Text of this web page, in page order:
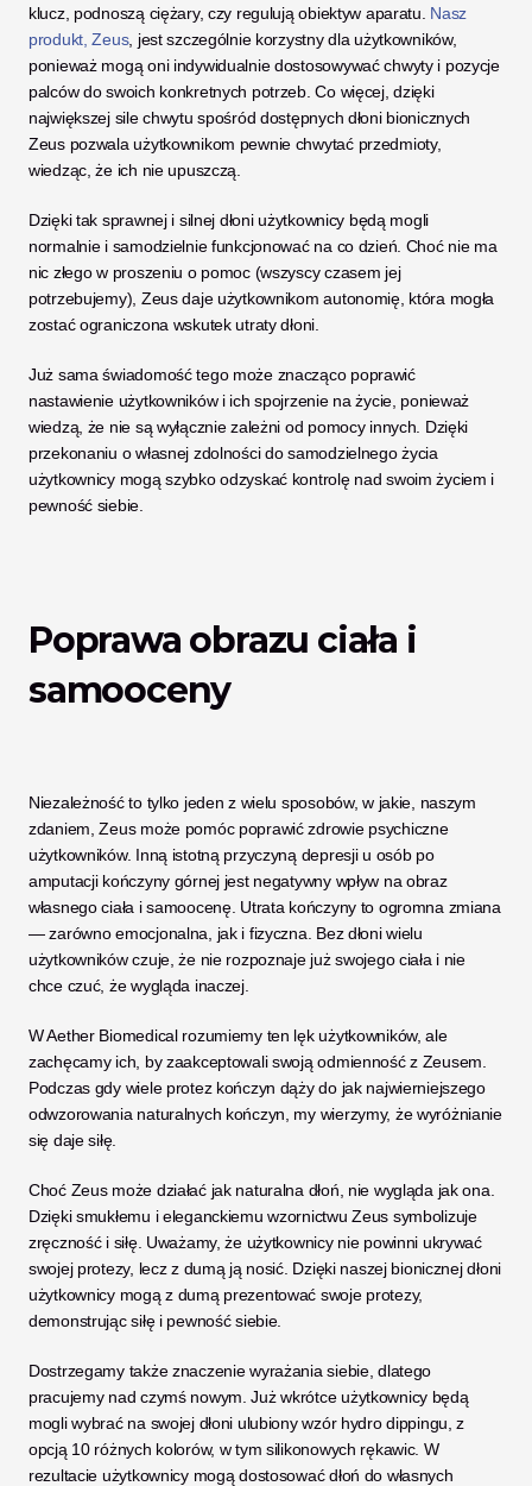
klucz, podnoszą ciężary, czy regulują obiektyw aparatu. Nasz
produkt, Zeus, jest szczególnie korzystny dla użytkowników,
ponieważ mogą oni indywidualnie dostosowywać chwyty i pozycje
palców do swoich konkretnych potrzeb. Co więcej, dzięki
największej sile chwytu spośród dostępnych dłoni bionicznych
Zeus pozwala użytkownikom pewnie chwytać przedmioty,
wiedząc, że ich nie upuszczą.
Dzięki tak sprawnej i silnej dłoni użytkownicy będą mogli
normalnie i samodzielnie funkcjonować na co dzień. Choć nie ma
nic złego w proszeniu o pomoc (wszyscy czasem jej
potrzebujemy), Zeus daje użytkownikom autonomię, która mogła
zostać ograniczona wskutek utraty dłoni.
Już sama świadomość tego może znacząco poprawić
nastawienie użytkowników i ich spojrzenie na życie, ponieważ
wiedzą, że nie są wyłącznie zależni od pomocy innych. Dzięki
przekonaniu o własnej zdolności do samodzielnego życia
użytkownicy mogą szybko odzyskać kontrolę nad swoim życiem i
pewność siebie.
Poprawa obrazu ciała i
samooceny
Niezależność to tylko jeden z wielu sposobów, w jakie, naszym
zdaniem, Zeus może pomóc poprawić zdrowie psychiczne
użytkowników. Inną istotną przyczyną depresji u osób po
amputacji kończyny górnej jest negatywny wpływ na obraz
własnego ciała i samoocenę. Utrata kończyny to ogromna zmiana
— zarówno emocjonalna, jak i fizyczna. Bez dłoni wielu
użytkowników czuje, że nie rozpoznaje już swojego ciała i nie
chce czuć, że wygląda inaczej.
W Aether Biomedical rozumiemy ten lęk użytkowników, ale
zachęcamy ich, by zaakceptowali swoją odmienność z Zeusem.
Podczas gdy wiele protez kończyn dąży do jak najwierniejszego
odwzorowania naturalnych kończyn, my wierzymy, że wyróżnianie
się daje siłę.
Choć Zeus może działać jak naturalna dłoń, nie wygląda jak ona.
Dzięki smukłemu i eleganckiemu wzornictwu Zeus symbolizuje
zręczność i siłę. Uważamy, że użytkownicy nie powinni ukrywać
swojej protezy, lecz z dumą ją nosić. Dzięki naszej bionicznej dłoni
użytkownicy mogą z dumą prezentować swoje protezy,
demonstrując siłę i pewność siebie.
Dostrzegamy także znaczenie wyrażania siebie, dlatego
pracujemy nad czymś nowym. Już wkrótce użytkownicy będą
mogli wybrać na swojej dłoni ulubiony wzór hydro dippingu, z
opcją 10 różnych kolorów, w tym silikonowych rękawic. W
rezultacie użytkownicy mogą dostosować dłoń do własnych